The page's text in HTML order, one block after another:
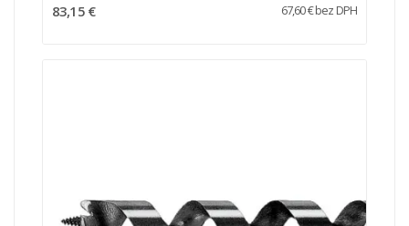
83,15 € 67,60 € bez DPH